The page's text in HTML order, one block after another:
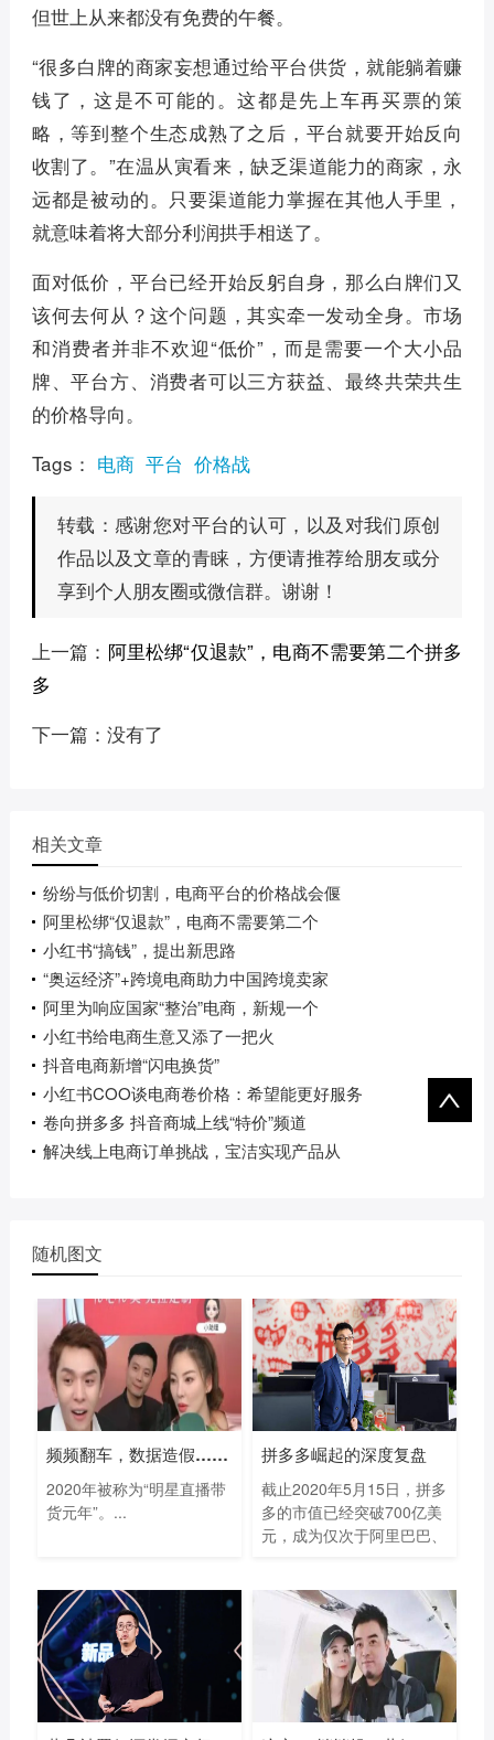
但世上从来都没有免费的午餐。
“很多白牌的商家妄想通过给平台供货，就能躺着赚
钱了，这是不可能的。这都是先上车再买票的策
略，等到整个生态成熟了之后，平台就要开始反向
收割了。”在温从寅看来，缺乏渠道能力的商家，永
远都是被动的。只要渠道能力掌握在其他人手里，
就意味着将大部分利润拱手相送了。
面对低价，平台已经开始反躬自身，那么白牌们又
该何去何从？这个问题，其实牵一发动全身。市场
和消费者并非不欢迎“低价”，而是需要一个大小品
牌、平台方、消费者可以三方获益、最终共荣共生
的价格导向。
Tags： 电商 平台 价格战
转载： 感谢您对平台的认可，以及对我们原创
作品以及文章的青睐，方便请推荐给朋友或分
享到个人朋友圈或微信群。谢谢！
上一篇： 阿里松绑“仅退款”，电商不需要第二个拼多
多
下一篇：没有了
相关文章
纷纷与低价切割，电商平台的价格战会偃
阿里松绑“仅退款”，电商不需要第二个
小红书“搞钱”，提出新思路
“奥运经济”+跨境电商助力中国跨境卖家
阿里为响应国家“整治”电商，新规一个
小红书给电商生意又添了一把火
抖音电商新增“闪电换货”
小红书COO谈电商卷价格：希望能更好服务
卷向拼多多 抖音商城上线“特价”频道
解决线上电商订单挑战，宝洁实现产品从
随机图文
频频翻车，数据造假…明星直播带货去年
2020年被称为“明星直播带
货元年”。...
拼多多崛起的深度复盘
截止2020年5月15日，拼多
多的市值已经突破700亿美
元，成为仅次于阿里巴巴、